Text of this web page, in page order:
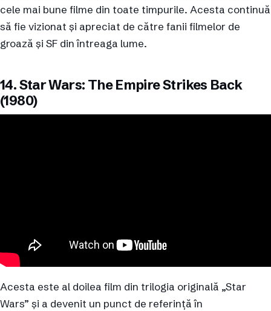
cele mai bune filme din toate timpurile. Acesta continuă
să fie vizionat și apreciat de către fanii filmelor de
groază și SF din întreaga lume.
14. Star Wars: The Empire Strikes Back
(1980)
Acesta este al doilea film din trilogia originală „Star
Wars” și a devenit un punct de referință în